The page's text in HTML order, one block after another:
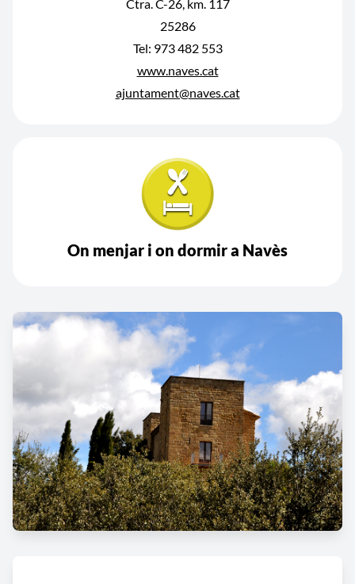
Ctra. C-26, km. 117
25286
Tel: 973 482 553
www.naves.cat
ajuntament@naves.cat
On menjar i on dormir a Navès